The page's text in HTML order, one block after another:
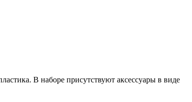
В наборе присутствуют аксессуары в виде